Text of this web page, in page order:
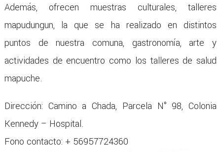
Además, ofrecen muestras culturales, talleres
mapudungun, la que se ha realizado en distintos
puntos de nuestra comuna, gastronomía, arte y
actividades de encuentro como los talleres de salud
mapuche.
Dirección: Camino a Chada, Parcela N° 98, Colonia
Kennedy – Hospital.
Fono contacto: + 56957724360